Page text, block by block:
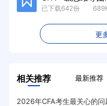
已下载642份
更
相关推荐 最新推荐
2026年CFA考生最关心的问